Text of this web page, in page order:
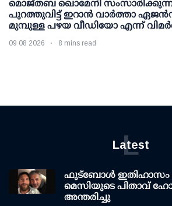
മൊജ്തബ ഖൊമേനി
പുറത്തുവിട്ട് ഇറാന്‍ വാര്‍ത്താ
മുമ്പുള്ള പഴയ വീഡിയോ എന്ന്
09 08 2026 8 mins read
Latest
L
ഫുട്ബോൾ
മെസിയുടെ പിതാവ്
അന്തരിച്ചു